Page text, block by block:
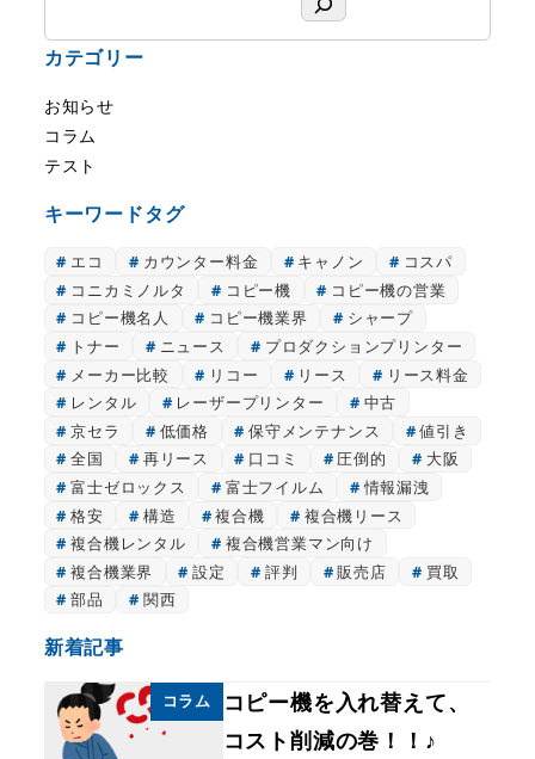
カテゴリー
お知らせ
コラム
テスト
キーワードタグ
エコ カウンター料金 キャノン
コスパ
コニカミノルタ
コピー機
コピー機の営業
コピー機名人
コピー機業界
シャープ
トナー
ニュース
プロダクションプリンター
メーカー比較
リコー リース
リース料金
レンタル
レーザープリンター
中古
京セラ
低価格 保守メンテナンス
値引き
全国
再リース 口コミ 圧倒的
大阪
富士ゼロックス
富士フイルム
情報漏洩
格安
構造 複合機
複合機リース
複合機レンタル
複合機営業マン向け
複合機業界
設定 評判 販売店
買取
部品
関西
新着記事
コラム
コピー機を入れ替えて、
コスト削減の巻！！♪